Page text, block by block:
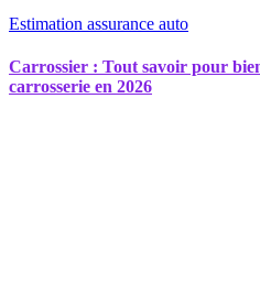
Estimation assurance auto
Carrossier : Tout savoir pour
carrosserie en 2026